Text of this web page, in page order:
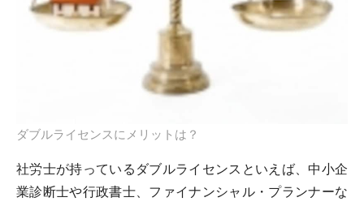
ダブルライセンスにメリットは？
社労士が持っているダブルライセンスといえば、中小企
業診断士や行政書士、ファイナンシャル・プランナーな